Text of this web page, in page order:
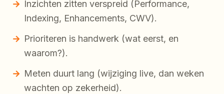
Inzichten zitten verspreid (Performance,
Indexing, Enhancements, CWV).
Prioriteren is handwerk (wat eerst, en
waarom?).
Meten duurt lang (wijziging live, dan weken
wachten op zekerheid).